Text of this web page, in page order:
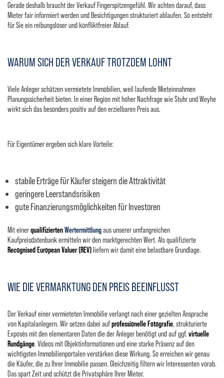
Gerade deshalb braucht der Verkauf Fingerspitzengefühl. Wir achten darauf, dass
Mieter fair informiert werden und Besichtigungen strukturiert ablaufen. So entsteht
für Sie ein reibungsloser und konfliktfreier Ablauf.
WARUM SICH DER VERKAUF TROTZDEM LOHNT
Viele Anleger schätzen vermietete Immobilien, weil laufende Mieteinnahmen
Planungssicherheit bieten. In einer Region mit hoher Nachfrage wie Stuhr und Weyhe
wirkt sich das besonders positiv auf den erzielbaren Preis aus.
Für Eigentümer ergeben sich klare Vorteile:
stabile Erträge für Käufer steigern die Attraktivität
geringere Leerstandsrisiken
gute Finanzierungsmöglichkeiten für Investoren
Mit einerqualifiziertenWertermittlungaus unserer umfangreichen
Kaufpreisdatenbank ermitteln wir den marktgerechten Wert. Als qualifizierte
Recognised European Valuer (REV)liefern wir damit eine belastbare Grundlage.
WIE DIE VERMARKTUNG DEN PREIS BEEINFLUSST
Der Verkauf einer vermieteten Immobilie verlangt nach einer gezielten Ansprache
von Kapitalanlegern. Wir setzen dabei aufprofessionelle Fotografie, strukturierte
Exposés mit den elementaren Daten die der Anleger benötigt und auf ggf. virtuelle
Rundgänge. Videos mit Objektinformationen und eine starke Präsenz auf den
wichtigsten Immobilienportalen verstärken diese Wirkung. So erreichen wir genau
die Käufer, die zu Ihrer Immobilie passen. Gleichzeitig filtern wir Interessenten vorab.
Das spart Zeit und schützt die Privatsphäre Ihrer Mieter.